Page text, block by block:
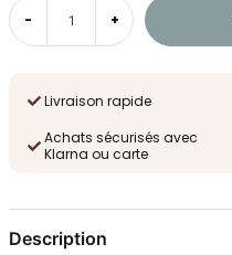
- +
Livraison rapide
Achats sécurisés avec
Klarna ou carte
Description